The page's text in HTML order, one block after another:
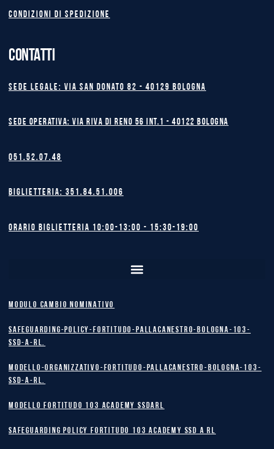
Condizioni di spedizione
CONTATTI
Sede legale: Via San Donato 82 - 40129 BOLOGNA
Sede operativa: Via Riva di Reno 56 int.1 - 40122 BOLOGNA
051.52.07.48
Biglietteria: 351.84.51.006
Orario biglietteria 10:00-13:00 - 15:30-19:00
MODULO CAMBIO NOMINATIVO
safeguarding-policy-Fortitudo-Pallacanestro-Bologna-103-
SSD-A-RL.
Modello-Organizzativo-Fortitudo-Pallacanestro-Bologna-103-
SSD-A-RL.
MODELLO FORTITUDO 103 ACADEMY SSDARL
safeguarding policy Fortitudo 103 Academy SSD A RL